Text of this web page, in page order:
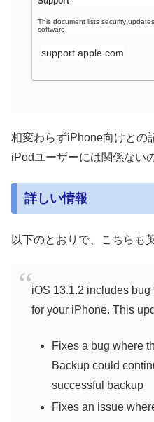
This document lists security
software.
support.apple.com
相変わらずiPhone向けとの
iPodユーザーには関係ない
詳しい情報
以下のとおりで、こちらも
iOS 13.1.2 includes
for your iPhone. This
Fixes a bug where
Backup could
successful backup
Fixes an issue